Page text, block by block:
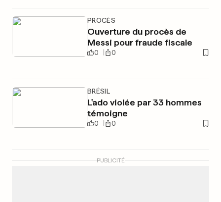
PROCÈS
Ouverture du procès de
Messi pour fraude fiscale
0 0
BRÉSIL
L'ado violée par 33 hommes
témoigne
0 0
PUBLICITÉ